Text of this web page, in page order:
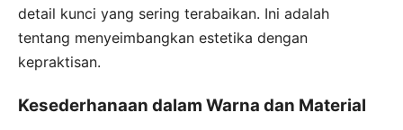
detail kunci yang sering terabaikan. Ini adalah
tentang menyeimbangkan estetika dengan
kepraktisan.
Kesederhanaan dalam Warna dan Material